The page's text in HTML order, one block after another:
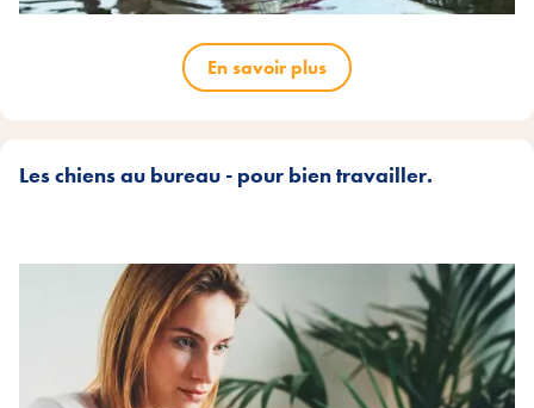
En savoir plus
Les chiens au bureau - pour bien travailler.